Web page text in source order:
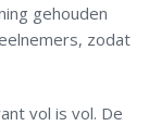
gehouden
zodat
vol is vol. De